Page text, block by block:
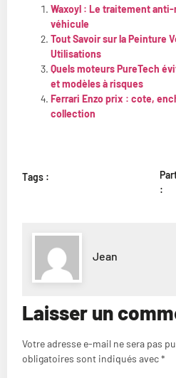
Waxoyl : Le traitement
véhicule
Tout Savoir sur la Peinture
Utilisations
Quels moteurs PureTech
et modèles à risques
Ferrari Enzo prix : cote,
collection
Tags :
:
Jean
Laisser un
Votre adresse e-mail ne sera pas
obligatoires sont indiqués avec*